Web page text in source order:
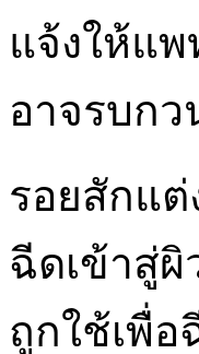
แจ้งให้แ
อาจรบก
รอยสักแ
ฉีดเข้าสู่ผิ
ถูกใช้เพื่